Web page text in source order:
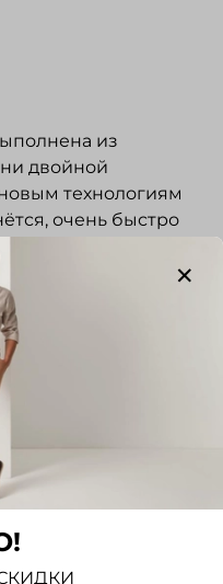
из
двойной
технологиям
очень быстро
и простой уход.
силуэта. Без
пуговицы,
Отлично
прекрасно